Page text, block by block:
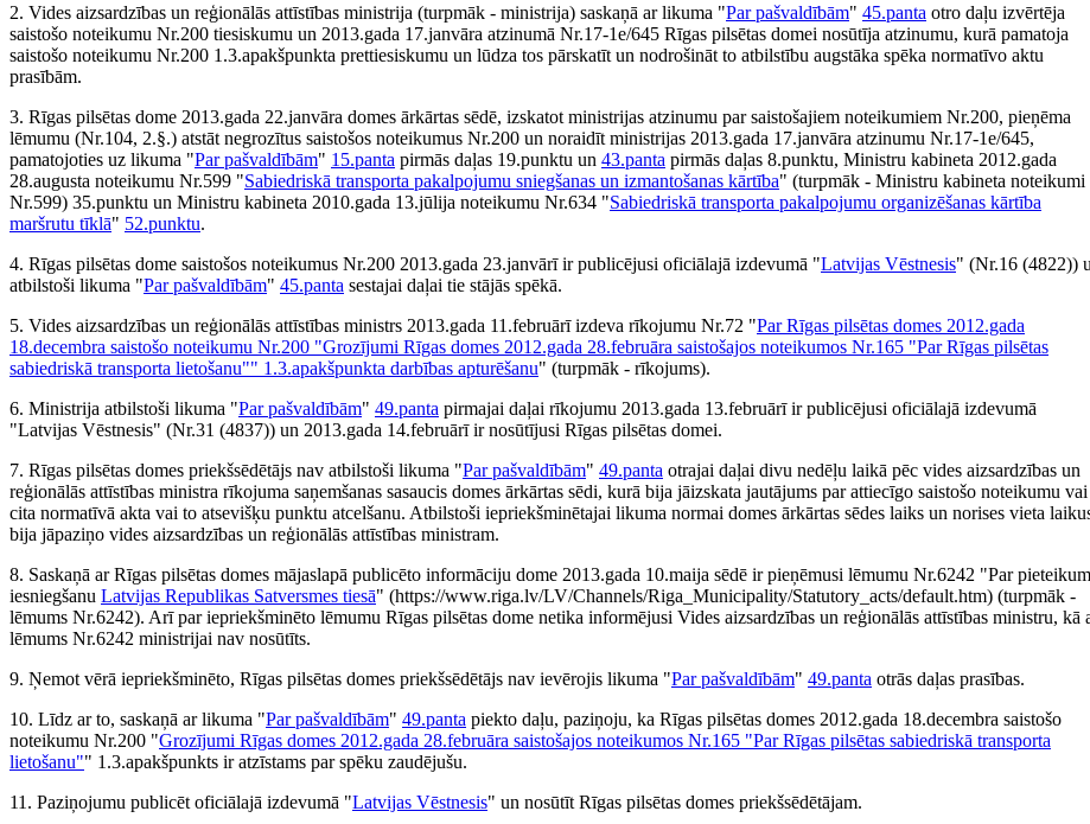
2. Vides aizsardzības un reģionālās attīstības ministrija (turpmāk - ministrija) saskaņā ar likuma "Par pašvaldībām" 45.panta otro daļu izvērtēja
saistošo noteikumu Nr.200 tiesiskumu un 2013.gada 17.janvāra atzinumā Nr.17-1e/645 Rīgas pilsētas domei nosūtīja atzinumu, kurā pamatoja
saistošo noteikumu Nr.200 1.3.apakšpunkta prettiesiskumu un lūdza tos pārskatīt un nodrošināt to atbilstību augstāka spēka normatīvo aktu
prasībām.
3. Rīgas pilsētas dome 2013.gada 22.janvāra domes ārkārtas sēdē, izskatot ministrijas atzinumu par saistošajiem noteikumiem Nr.200, pieņēma
lēmumu (Nr.104, 2.§.) atstāt negrozītus saistošos noteikumus Nr.200 un noraidīt ministrijas 2013.gada 17.janvāra atzinumu Nr.17-1e/645,
pamatojoties uz likuma "Par pašvaldībām" 15.panta pirmās daļas 19.punktu un 43.panta pirmās daļas 8.punktu, Ministru kabineta 2012.gada
28.augusta noteikumu Nr.599 "Sabiedriskā transporta pakalpojumu sniegšanas un izmantošanas kārtība" (turpmāk - Ministru kabineta noteikumi
Nr.599) 35.punktu un Ministru kabineta 2010.gada 13.jūlija noteikumu Nr.634 "Sabiedriskā transporta pakalpojumu organizēšanas kārtība
maršrutu tīklā" 52.punktu.
4. Rīgas pilsētas dome saistošos noteikumus Nr.200 2013.gada 23.janvārī ir publicējusi oficiālajā izdevumā "Latvijas Vēstnesis" (Nr.16 (4822))
atbilstoši likuma "Par pašvaldībām" 45.panta sestajai daļai tie stājās spēkā.
5. Vides aizsardzības un reģionālās attīstības ministrs 2013.gada 11.februārī izdeva rīkojumu Nr.72 "Par Rīgas pilsētas domes 2012.gada
18.decembra saistošo noteikumu Nr.200 "Grozījumi Rīgas domes 2012.gada 28.februāra saistošajos noteikumos Nr.165 "Par Rīgas pilsētas
sabiedriskā transporta lietošanu"" 1.3.apakšpunkta darbības apturēšanu" (turpmāk - rīkojums).
6. Ministrija atbilstoši likuma "Par pašvaldībām" 49.panta pirmajai daļai rīkojumu 2013.gada 13.februārī ir publicējusi oficiālajā izdevumā
"Latvijas Vēstnesis" (Nr.31 (4837)) un 2013.gada 14.februārī ir nosūtījusi Rīgas pilsētas domei.
7. Rīgas pilsētas domes priekšsēdētājs nav atbilstoši likuma "Par pašvaldībām" 49.panta otrajai daļai divu nedēļu laikā pēc vides aizsardzības un
reģionālās attīstības ministra rīkojuma saņemšanas sasaucis domes ārkārtas sēdi, kurā bija jāizskata jautājums par attiecīgo saistošo noteikumu vai
cita normatīvā akta vai to atsevišķu punktu atcelšanu. Atbilstoši iepriekšminētajai likuma normai domes ārkārtas sēdes laiks un norises vieta
bija jāpaziņo vides aizsardzības un reģionālās attīstības ministram.
8. Saskaņā ar Rīgas pilsētas domes mājaslapā publicēto informāciju dome 2013.gada 10.maija sēdē ir pieņēmusi lēmumu Nr.6242 "Par
iesniegšanu Latvijas Republikas Satversmes tiesā" (https://www.riga.lv/LV/Channels/Riga_Municipality/Statutory_acts/default.htm) (turpmāk -
lēmums Nr.6242). Arī par iepriekšminēto lēmumu Rīgas pilsētas dome netika informējusi Vides aizsardzības un reģionālās attīstības ministru, kā
lēmums Nr.6242 ministrijai nav nosūtīts.
9. Ņemot vērā iepriekšminēto, Rīgas pilsētas domes priekšsēdētājs nav ievērojis likuma "Par pašvaldībām" 49.panta otrās daļas prasības.
10. Līdz ar to, saskaņā ar likuma "Par pašvaldībām" 49.panta piekto daļu, paziņoju, ka Rīgas pilsētas domes 2012.gada 18.decembra saistošo
noteikumu Nr.200 "Grozījumi Rīgas domes 2012.gada 28.februāra saistošajos noteikumos Nr.165 "Par Rīgas pilsētas sabiedriskā transporta
lietošanu"" 1.3.apakšpunkts ir atzīstams par spēku zaudējušu.
11. Paziņojumu publicēt oficiālajā izdevumā "Latvijas Vēstnesis" un nosūtīt Rīgas pilsētas domes priekšsēdētājam.